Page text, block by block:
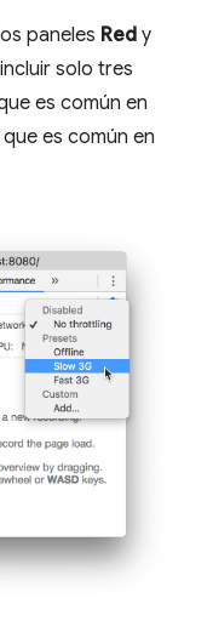
paneles Red y
solo tres
es común en
que es común en